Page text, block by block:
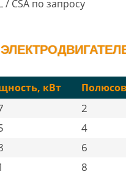
CSA по запросу
кВт Полюсов
2
4
6
8